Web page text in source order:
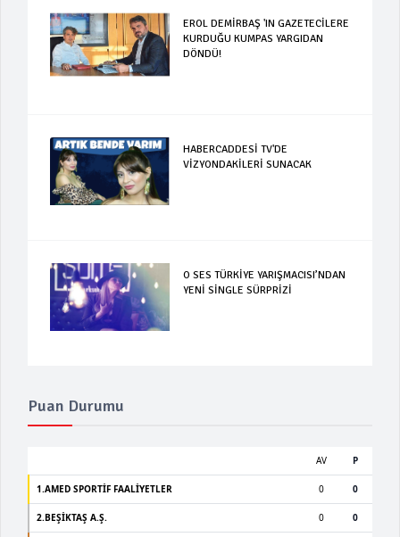
EROL DEMİRBAŞ 'IN GAZETECİLERE
KURDUĞU KUMPAS YARGIDAN
DÖNDÜ!
HABERCADDESİ TV'DE
VİZYONDAKİLERİ SUNACAK
O SES TÜRKİYE YARIŞMACISI’NDAN
YENİ SİNGLE SÜRPRİZİ
Puan Durumu